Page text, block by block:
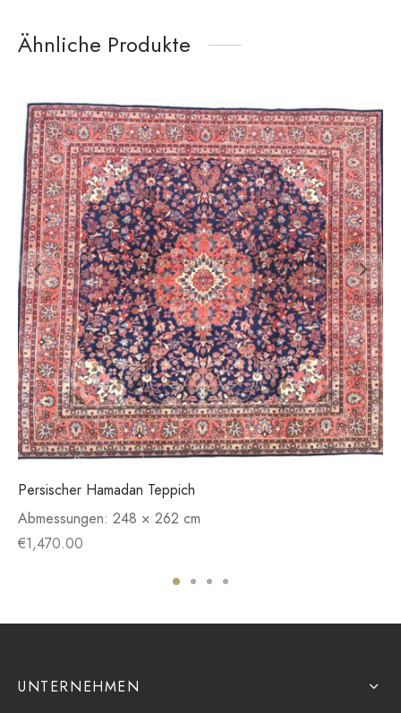
Ähnliche Produkte
Persischer Hamadan Teppich
Abmessungen: 248 × 262 cm
€1,470.00
UNTERNEHMEN